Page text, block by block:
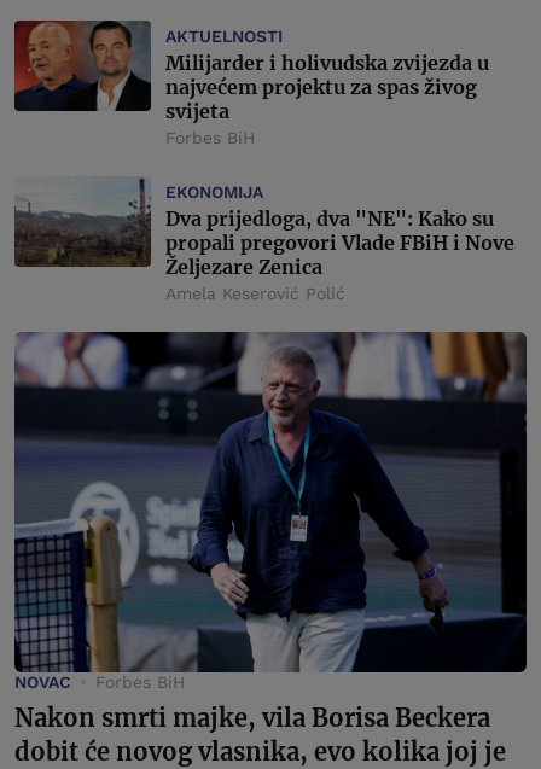
AKTUELNOSTI
Milijarder i holivudska zvijezda u
najvećem projektu za spas živog
svijeta
Forbes BiH
EKONOMIJA
Dva prijedloga, dva "NE": Kako su
propali pregovori Vlade FBiH i Nove
Željezare Zenica
Amela Keserović Polić
NOVAC Forbes BiH
Nakon smrti majke, vila Borisa Beckera
dobit će novog vlasnika, evo kolika joj je